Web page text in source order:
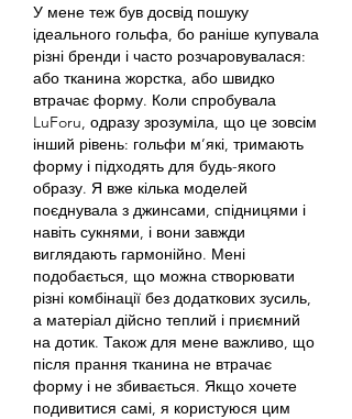
У мене теж був досвід пошуку
ідеального гольфа, бо раніше купувала
різні бренди і часто розчаровувалася:
або тканина жорстка, або швидко
втрачає форму. Коли спробувала
LuForu, одразу зрозуміла, що це зовсім
інший рівень: гольфи м’які, тримають
форму і підходять для будь-якого
образу. Я вже кілька моделей
поєднувала з джинсами, спідницями і
навіть сукнями, і вони завжди
виглядають гармонійно. Мені
подобається, що можна створювати
різні комбінації без додаткових зусиль,
а матеріал дійсно теплий і приємний
на дотик. Також для мене важливо, що
після прання тканина не втрачає
форму і не збивається. Якщо хочете
подивитися самі, я користуюся цим